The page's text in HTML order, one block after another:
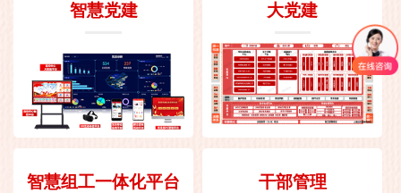
智慧党建 大党建
智慧组工一体化平台 干部管理